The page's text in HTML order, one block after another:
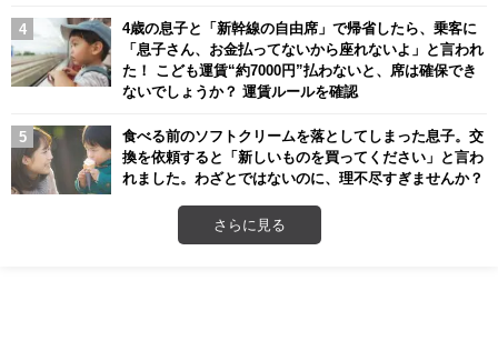
4歳の息子と「新幹線の自由席」で帰省したら、乗客に
「息子さん、お金払ってないから座れないよ」と言われ
た！ こども運賃“約7000円”払わないと、席は確保でき
ないでしょうか？ 運賃ルールを確認
食べる前のソフトクリームを落としてしまった息子。交
換を依頼すると「新しいものを買ってください」と言わ
れました。わざとではないのに、理不尽すぎませんか？
さらに見る